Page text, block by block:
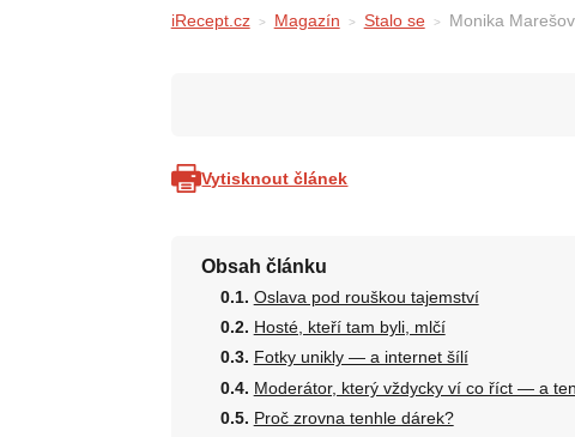
iRecept.cz Magazín Stalo se Monika
Vytisknout článek
Obsah článku
Oslava pod rouškou tajemství
Hosté, kteří tam byli, mlčí
Fotky unikly — a internet šílí
Moderátor, který vždycky ví co říct — a
Proč zrovna tenhle dárek?